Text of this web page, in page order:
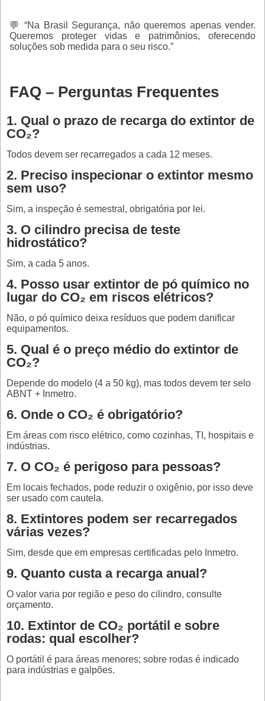
💬 “Na Brasil Segurança, não queremos apenas vender.
Queremos proteger vidas e patrimônios, oferecendo
soluções sob medida para o seu risco.”
FAQ – Perguntas Frequentes
1. Qual o prazo de recarga do extintor de
CO₂?
Todos devem ser recarregados a cada 12 meses.
2. Preciso inspecionar o extintor mesmo
sem uso?
Sim, a inspeção é semestral, obrigatória por lei.
3. O cilindro precisa de teste
hidrostático?
Sim, a cada 5 anos.
4. Posso usar extintor de pó químico no
lugar do CO₂ em riscos elétricos?
Não, o pó químico deixa resíduos que podem danificar
equipamentos.
5. Qual é o preço médio do extintor de
CO₂?
Depende do modelo (4 a 50 kg), mas todos devem ter selo
ABNT + Inmetro.
6. Onde o CO₂ é obrigatório?
Em áreas com risco elétrico, como cozinhas, TI, hospitais e
indústrias.
7. O CO₂ é perigoso para pessoas?
Em locais fechados, pode reduzir o oxigênio, por isso deve
ser usado com cautela.
8. Extintores podem ser recarregados
várias vezes?
Sim, desde que em empresas certificadas pelo Inmetro.
9. Quanto custa a recarga anual?
O valor varia por região e peso do cilindro, consulte
orçamento.
10. Extintor de CO₂ portátil e sobre
rodas: qual escolher?
O portátil é para áreas menores; sobre rodas é indicado
para indústrias e galpões.